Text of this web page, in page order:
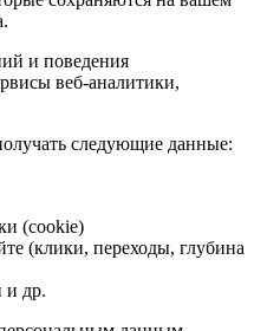
и поведения
веб-аналитики,
следующие данные:
(cookie)
(клики, переходы, глубина
и др.